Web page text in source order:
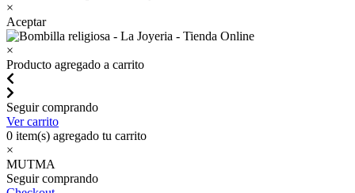
×
Aceptar
×
Producto agregado a carrito
Seguir comprando
Ver carrito
0 item(s) agregado tu carrito
×
MUTMA
Seguir comprando